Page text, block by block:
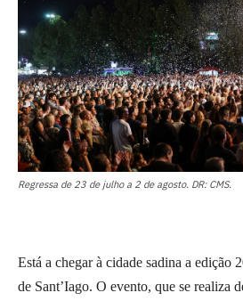
Regressa de 23 de julho a 2 de agosto. DR: CMS.
Está a chegar à cidade sadina a edição
de Sant’Iago. O evento, que se realiza